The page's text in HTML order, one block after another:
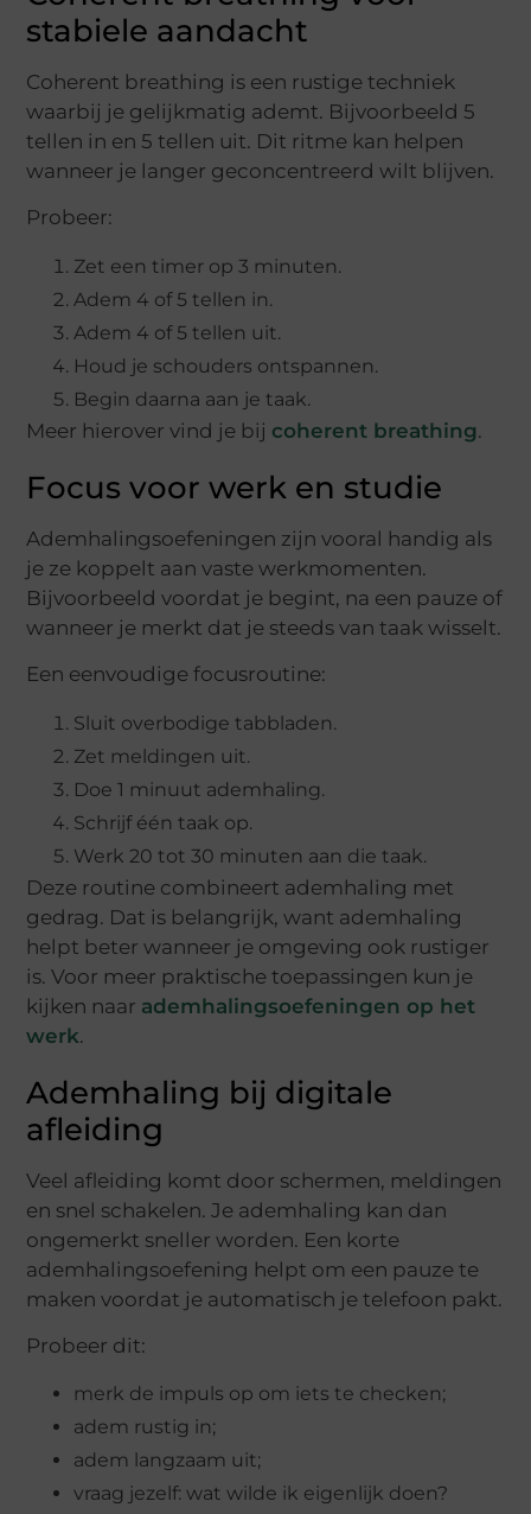
stabiele aandacht
Coherent breathing is een rustige techniek
waarbij je gelijkmatig ademt. Bijvoorbeeld 5
tellen in en 5 tellen uit. Dit ritme kan helpen
wanneer je langer geconcentreerd wilt blijven.
Probeer:
Zet een timer op 3 minuten.
Adem 4 of 5 tellen in.
Adem 4 of 5 tellen uit.
Houd je schouders ontspannen.
Begin daarna aan je taak.
Meer hierover vind je bij coherent breathing.
Focus voor werk en studie
Ademhalingsoefeningen zijn vooral handig als
je ze koppelt aan vaste werkmomenten.
Bijvoorbeeld voordat je begint, na een pauze of
wanneer je merkt dat je steeds van taak wisselt.
Een eenvoudige focusroutine:
Sluit overbodige tabbladen.
Zet meldingen uit.
Doe 1 minuut ademhaling.
Schrijf één taak op.
Werk 20 tot 30 minuten aan die taak.
Deze routine combineert ademhaling met
gedrag. Dat is belangrijk, want ademhaling
helpt beter wanneer je omgeving ook rustiger
is. Voor meer praktische toepassingen kun je
kijken naar ademhalingsoefeningen op het
werk.
Ademhaling bij digitale
afleiding
Veel afleiding komt door schermen, meldingen
en snel schakelen. Je ademhaling kan dan
ongemerkt sneller worden. Een korte
ademhalingsoefening helpt om een pauze te
maken voordat je automatisch je telefoon pakt.
Probeer dit:
merk de impuls op om iets te checken;
adem rustig in;
adem langzaam uit;
vraag jezelf: wat wilde ik eigenlijk doen?